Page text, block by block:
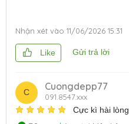
Nhận xét vào 11/06/2026 15:31
Like Gửi trả lời
C
Cuongdepp77
091.8547.xxx
Cực kì hài lòng